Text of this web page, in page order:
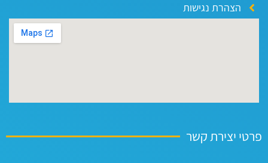
הצהרת נגישות
יצירת קשר